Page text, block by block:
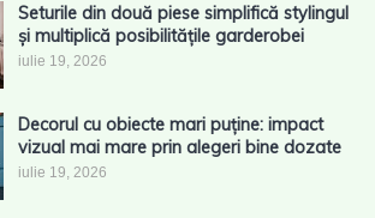
Seturile din două piese simplifică stylingul
și multiplică posibilitățile garderobei
iulie 19, 2026
Decorul cu obiecte mari puține: impact
vizual mai mare prin alegeri bine dozate
iulie 19, 2026